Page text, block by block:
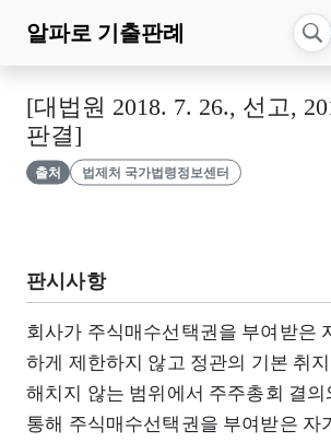
알파로 기출판례
[대법원 2018. 7. 26., 선고,
판결]
출처 법제처 국가법령정보센터
판시사항
회사가 주식매수선택권을 부여받은
하게 제한하지 않고 정관의 기본 취
해치지 않는 범위에서 주주총회 결의
통해 주식매수선택권을 부여받은 자